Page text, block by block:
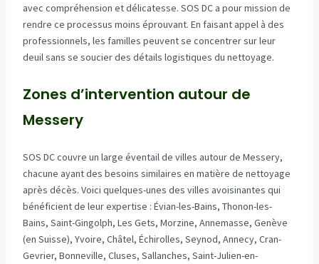
avec compréhension et délicatesse. SOS DC a pour mission de
rendre ce processus moins éprouvant. En faisant appel à des
professionnels, les familles peuvent se concentrer sur leur
deuil sans se soucier des détails logistiques du nettoyage.
Zones d’intervention autour de
Messery
SOS DC couvre un large éventail de villes autour de Messery,
chacune ayant des besoins similaires en matière de nettoyage
après décès. Voici quelques-unes des villes avoisinantes qui
bénéficient de leur expertise : Évian-les-Bains, Thonon-les-
Bains, Saint-Gingolph, Les Gets, Morzine, Annemasse, Genève
(en Suisse), Yvoire, Châtel, Échirolles, Seynod, Annecy, Cran-
Gevrier, Bonneville, Cluses, Sallanches, Saint-Julien-en-